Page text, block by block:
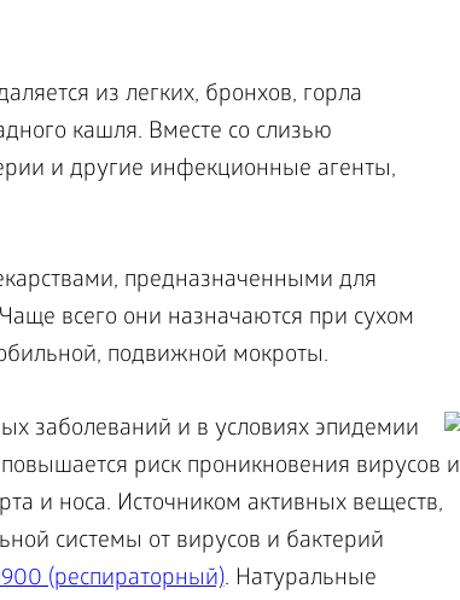
из легких, бронхов, горла
кашля. Вместе со слизью
и другие инфекционные агенты,
предназначенными для
всего они назначаются при сухом
подвижной мокроты.
заболеваний и в условиях эпидемии
риск проникновения вирусов и
и носа. Источником активных веществ,
системы от вирусов и бактерий
(респираторный). Натуральные